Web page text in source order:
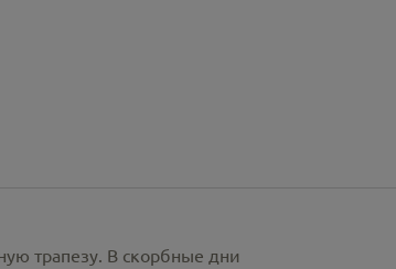
трапезу. В скорбные дни